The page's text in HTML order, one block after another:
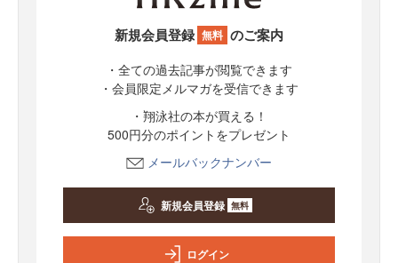
新規会員登録 無料 のご案内
・全ての過去記事が閲覧できます
・会員限定メルマガを受信できます
・翔泳社の本が買える！
500円分のポイントをプレゼント
メールバックナンバー
新規会員登録 無料
ログイン